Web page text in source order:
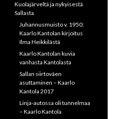
Kuolajärveltä ja nykyisestä
Sallasta
Juhannusmuisto v. 1950:
Kaarlo Kantolan kirjoitus
Ilma Heikkilästä
Kaarlo Kantolan kuvia
vanhasta Kantolasta
Sallan siirtoväen
asuttaminen – Kaarlo
Kantola 2017
Linja-autossa oli tunnelmaa
– Kaarlo Kantola